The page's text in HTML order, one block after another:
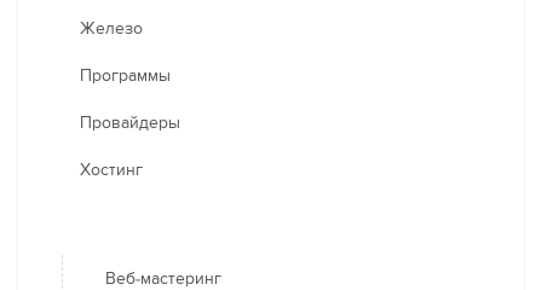
Железо
Программы
Провайдеры
Хостинг
Веб-мастеринг